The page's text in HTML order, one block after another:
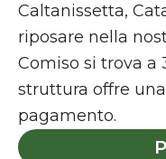
Caltanissetta,
riposare nella
Comiso si trova a
struttura offre
pagamento.